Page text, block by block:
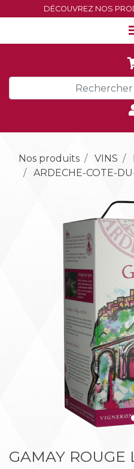
DÉCOUVREZ NOS
Nos produits VINS
ARDECHE-COTE-
Précédent
GAMAY ROUGE